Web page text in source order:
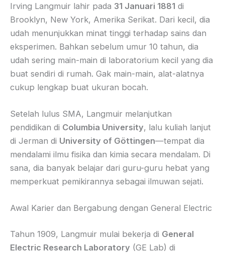
Irving Langmuir lahir pada 31 Januari 1881 di
Brooklyn, New York, Amerika Serikat. Dari kecil, dia
udah menunjukkan minat tinggi terhadap sains dan
eksperimen. Bahkan sebelum umur 10 tahun, dia
udah sering main-main di laboratorium kecil yang dia
buat sendiri di rumah. Gak main-main, alat-alatnya
cukup lengkap buat ukuran bocah.
Setelah lulus SMA, Langmuir melanjutkan
pendidikan di Columbia University, lalu kuliah lanjut
di Jerman di University of Göttingen—tempat dia
mendalami ilmu fisika dan kimia secara mendalam. Di
sana, dia banyak belajar dari guru-guru hebat yang
memperkuat pemikirannya sebagai ilmuwan sejati.
Awal Karier dan Bergabung dengan General Electric
Tahun 1909, Langmuir mulai bekerja di General
Electric Research Laboratory (GE Lab) di